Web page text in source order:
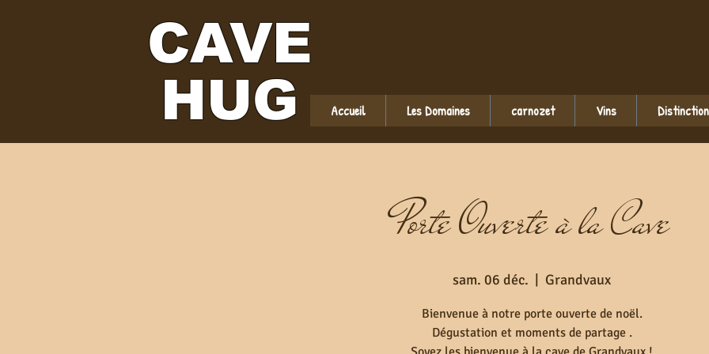
CAVE
HUG
Accueil Les Domaines carnozet Vins
Porte Ouverte à la Cave
sam. 06 déc. Grandvaux
Bienvenue à notre porte ouverte de noël.
Dégustation et moments de partage .